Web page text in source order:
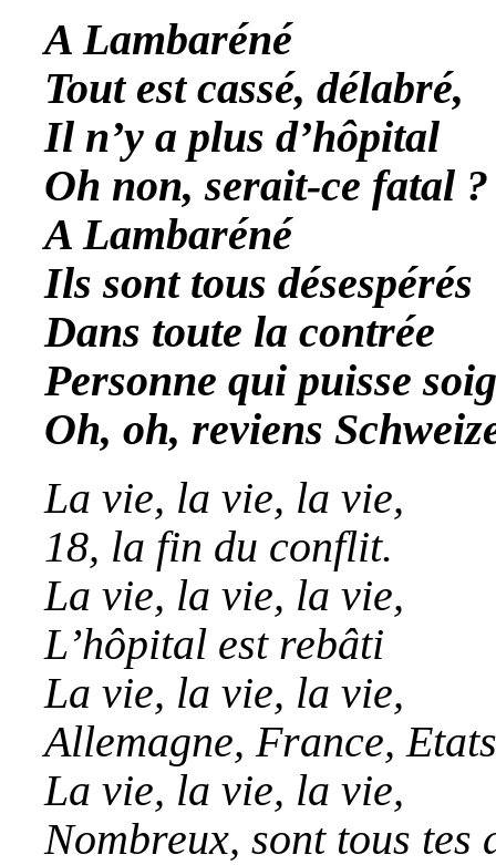
A Lambaréné
Tout est cassé, délabré,
Il n’y a plus d’hôpital
Oh non, serait-ce fatal ?
A Lambaréné
Ils sont tous désespérés
Dans toute la contrée
Personne qui puisse
Oh, oh, reviens
La vie, la vie, la vie,
18, la fin du conflit.
La vie, la vie, la vie,
L’hôpital est rebâti
La vie, la vie, la vie,
Allemagne, France,
La vie, la vie, la vie,
Nombreux, sont tous tes